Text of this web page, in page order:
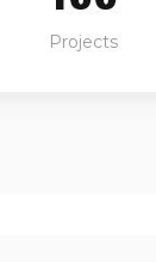
Projects